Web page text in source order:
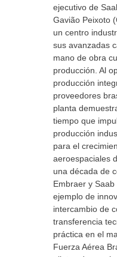
ejecutivo de
Gavião Peixoto
un centro
sus avanzadas
mano de obra
producción. Al
producción
proveedores
planta
tiempo que
producción
para el
aeroespaciales
una década de
Embraer y Saab
ejemplo de
intercambio de
transferencia
práctica en el
Fuerza Aérea